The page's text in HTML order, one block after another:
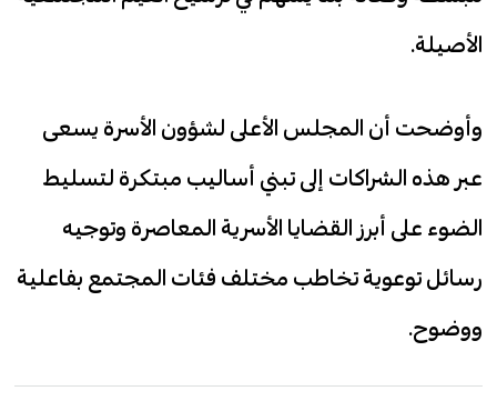
الأصيلة.
وأوضحت أن المجلس الأعلى لشؤون الأسرة يسعى
عبر هذه الشراكات إلى تبني أساليب مبتكرة لتسليط
الضوء على أبرز القضايا الأسرية المعاصرة وتوجيه
رسائل توعوية تخاطب مختلف فئات المجتمع بفاعلية
ووضوح.